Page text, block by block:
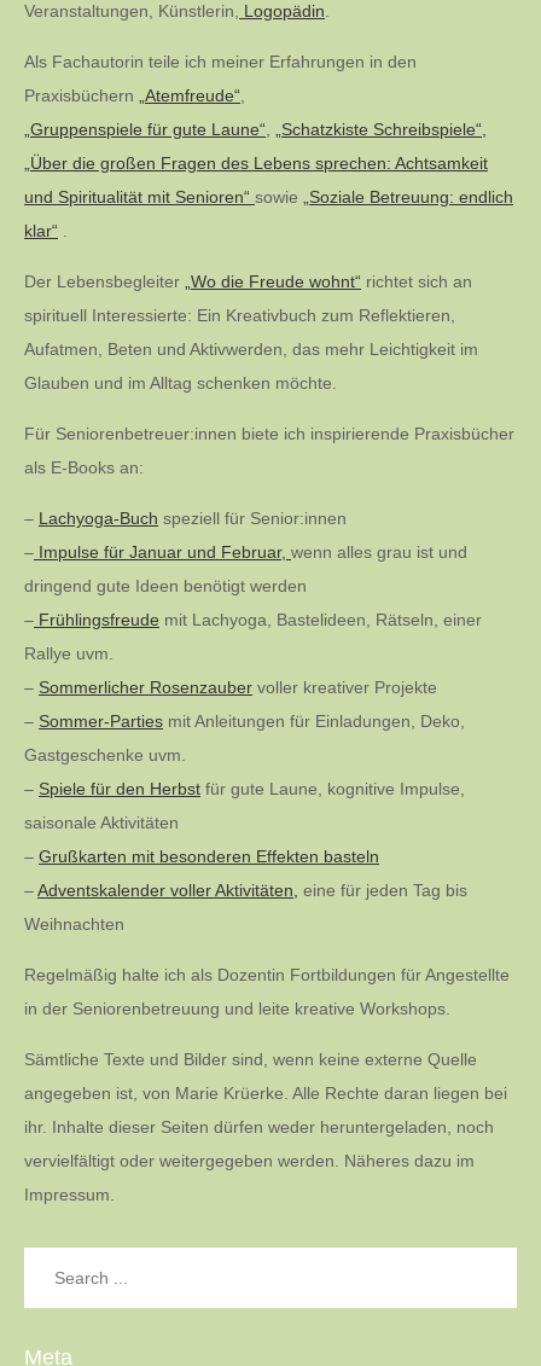
Veranstaltungen, Künstlerin,
Logopädin
Als Fachautorin teile ich meiner Erfahrungen in den
Praxisbüchern
„Atemfreude“
„Gruppenspiele für gute Laune“
„Schatzkiste Schreibspiele“,
„Über die großen Fragen des Lebens sprechen: Achtsamkeit
und Spiritualität mit Senioren“ sowie
„Soziale Betreuung: endlich
klar“
Der Lebensbegleiter „Wo die Freude wohnt“ richtet sich an
spirituell Interessierte: Ein Kreativbuch zum Reflektieren,
Aufatmen, Beten und Aktivwerden, das mehr Leichtigkeit im
Glauben und im Alltag schenken möchte.
Für Seniorenbetreuer:innen biete ich inspirierende Praxisbücher
als E-Books an:
– Lachyoga-Buch speziell für Senior:innen
– Impulse für Januar und Februar, wenn alles grau ist und
dringend gute Ideen benötigt werden
– Frühlingsfreude mit Lachyoga, Bastelideen, Rätseln, einer
Rallye uvm.
– Sommerlicher Rosenzauber voller kreativer Projekte
– Sommer-Parties mit Anleitungen für Einladungen, Deko,
Gastgeschenke uvm.
– Spiele für den Herbst für gute Laune, kognitive Impulse,
saisonale Aktivitäten
– Grußkarten mit besonderen Effekten basteln
–Adventskalender voller Aktivitäten, eine für jeden Tag bis
Weihnachten
Regelmäßig halte ich als Dozentin Fortbildungen für Angestellte
in der Seniorenbetreuung und leite kreative Workshops.
Sämtliche Texte und Bilder sind, wenn keine externe Quelle
angegeben ist, von Marie Krüerke. Alle Rechte daran liegen bei
ihr. Inhalte dieser Seiten dürfen weder heruntergeladen, noch
vervielfältigt oder weitergegeben werden. Näheres dazu im
Impressum.
Meta